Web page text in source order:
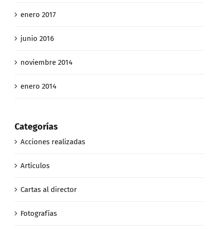
enero 2017
junio 2016
noviembre 2014
enero 2014
Categorías
Acciones realizadas
Artículos
Cartas al director
Fotografías